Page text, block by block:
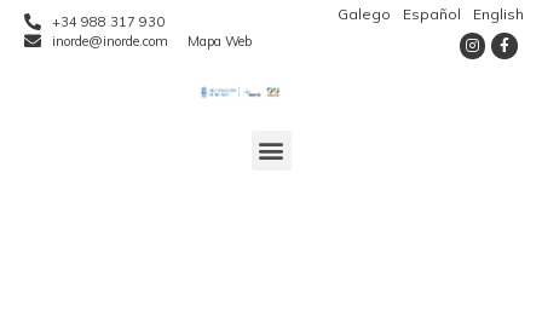
+34 988 317 930
inorde@inorde.com
Mapa Web
Galego Español English